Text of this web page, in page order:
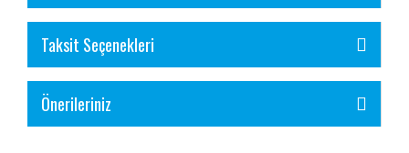
Taksit Seçenekleri
Önerileriniz